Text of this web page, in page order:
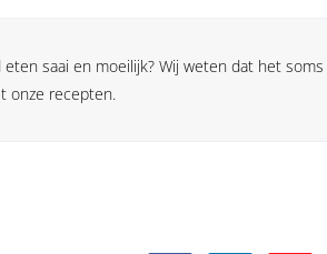
eten saai en moeilijk? Wij weten dat het
onze recepten.